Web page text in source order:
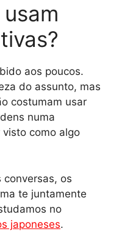
aos poucos.
do assunto, mas
costumam usar
numa
como algo
conversas, os
te juntamente
no
japoneses.